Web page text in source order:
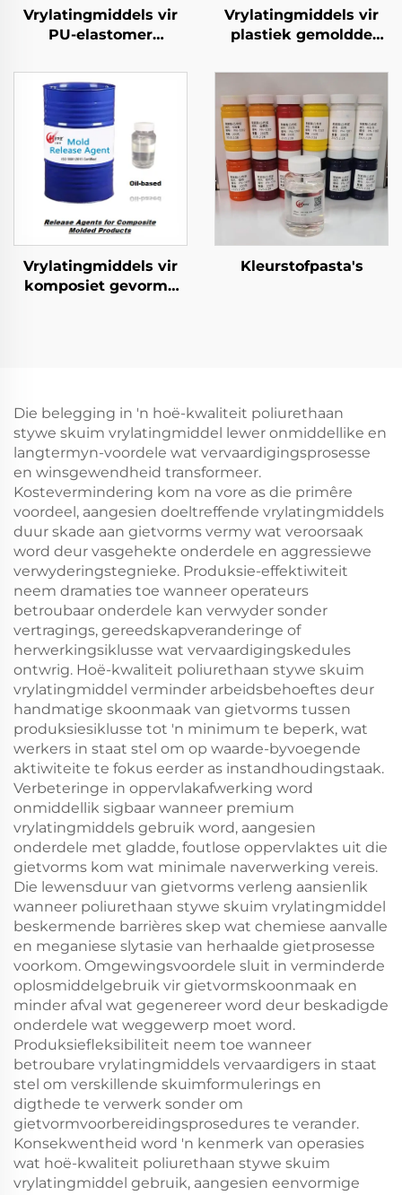
Vrylatingmiddels vir
PU-elastomer
Vrylatingmiddels vir
plastiek gemoldde
Vrylatingmiddels vir
komposiet gevorme
Kleurstofpasta's
Die belegging in 'n hoë-kwaliteit poliurethaan
stywe skuim vrylatingmiddel lewer onmiddellike en
langtermyn-voordele wat vervaardigingsprosesse
en winsgewendheid transformeer.
Kostevermindering kom na vore as die primêre
voordeel, aangesien doeltreffende vrylatingmiddels
duur skade aan gietvorms vermy wat veroorsaak
word deur vasgehekte onderdele en aggressiewe
verwyderingstegnieke. Produksie-effektiwiteit
neem dramaties toe wanneer operateurs
betroubaar onderdele kan verwyder sonder
vertragings, gereedskapveranderinge of
herwerkingsiklusse wat vervaardigingskedules
ontwrig. Hoë-kwaliteit poliurethaan stywe skuim
vrylatingmiddel verminder arbeidsbehoeftes deur
handmatige skoonmaak van gietvorms tussen
produksiesiklusse tot 'n minimum te beperk, wat
werkers in staat stel om op waarde-byvoegende
aktiwiteite te fokus eerder as instandhoudingstaak.
Verbeteringe in oppervlakafwerking word
onmiddellik sigbaar wanneer premium
vrylatingmiddels gebruik word, aangesien
onderdele met gladde, foutlose oppervlaktes uit die
gietvorms kom wat minimale naverwerking vereis.
Die lewensduur van gietvorms verleng aansienlik
wanneer poliurethaan stywe skuim vrylatingmiddel
beskermende barrières skep wat chemiese aanvalle
en meganiese slytasie van herhaalde gietprosesse
voorkom. Omgewingsvoordele sluit in verminderde
oplosmiddelgebruik vir gietvormskoonmaak en
minder afval wat gegenereer word deur beskadigde
onderdele wat weggewerp moet word.
Produksiefleksibiliteit neem toe wanneer
betroubare vrylatingmiddels vervaardigers in staat
stel om verskillende skuimformulerings en
digthede te verwerk sonder om
gietvormvoorbereidingsprosedures te verander.
Konsekwentheid word 'n kenmerk van operasies
wat hoë-kwaliteit poliurethaan stywe skuim
vrylatingmiddel gebruik, aangesien eenvormige